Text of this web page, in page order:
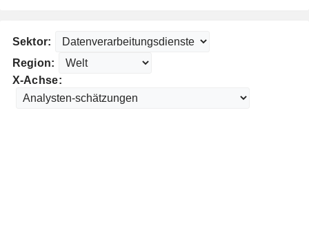
Sektor:
Region:
X-Achse: